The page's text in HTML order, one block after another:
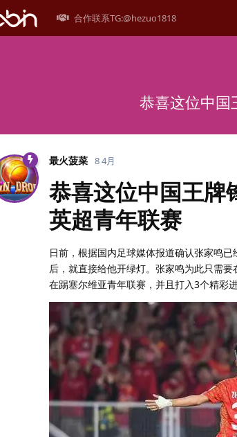
合作联系TG:@hezuo1818
恭喜这位中国
最火菠菜 8 4月
恭喜这位中国王牌
英超青年联赛
日前，根据国内足球媒体报道确认张家鸣
后，就直接给他开绿灯。张家鸣为此只需
在踢塞尔维亚青年联赛，并且打入3个精彩